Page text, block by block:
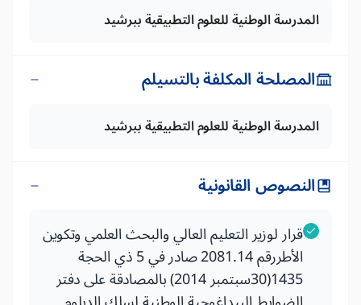
المدرسة الوطنية للعلوم التطبيقية ببرشيد
المصلحة المكلفة بالتسيلم
المدرسة الوطنية للعلوم التطبيقية ببرشيد
النصوص القانونية
قرار لوزير التعليم العالي والبحث العلمي وتكوين
الأطررقم 2081.14 صادر في 5 ذي الحجة
1435(30سبتمبر 2014) بالمصادقة على دفتر